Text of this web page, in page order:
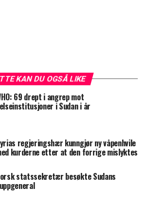
KAN DU OGSÅ LIKE
69 drept i angrep mot
i Sudan i år
regjeringshær kunngjør ny våpenhvile
kurderne etter at den forrige mislyktes
statssekretær besøkte Sudans